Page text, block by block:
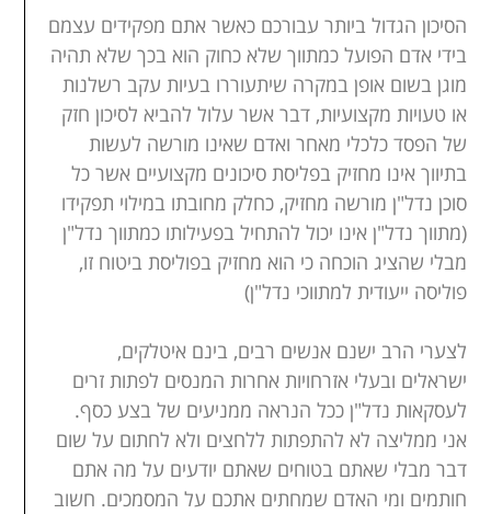
הסיכון הגדול ביותר עבורכם כאשר אתם מפקידים עצמם
בידי אדם הפועל כמתווך שלא כחוק הוא בכך שלא תהיה
מוגן בשום אופן במקרה שיתעוררו בעיות עקב רשלנות
או טעויות מקצועיות, דבר אשר עלול להביא לסיכון חזק
של הפסד כלכלי מאחר ואדם שאינו מורשה לעשות
בתיווך אינו מחזיק בפליסת סיכונים מקצועיים אשר כל
סוכן נדל"ן מורשה מחזיק, כחלק מחובתו במילוי תפקידו
(מתווך נדל"ן אינו יכול להתחיל בפעילותו כמתווך נדל"ן
מבלי שהציג הוכחה כי הוא מחזיק בפוליסת ביטוח זו,
פוליסה ייעודית למתווכי נדל"ן)
לצערי הרב ישנם אנשים רבים, בינם איטלקים,
ישראלים ובעלי אזרחויות אחרות המנסים לפתות זרים
לעסקאות נדל"ן ככל הנראה ממניעים של בצע כסף.
אני ממליצה לא להתפתות ללחצים ולא לחתום על שום
דבר מבלי שאתם בטוחים שאתם יודעים על מה אתם
חותמים ומי האדם שמחתים אתכם על המסמכים. חשוב